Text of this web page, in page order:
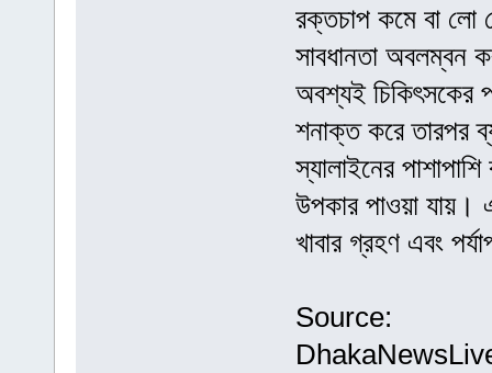
রক্তচাপ কমে বা লো
সাবধানতা অবলম্বন
অবশ্যই চিকিৎসকের
শনাক্ত করে তারপর
স্যালাইনের
উপকার পাওয়া যায়।
খাবার গ্রহণ এবং
Source: